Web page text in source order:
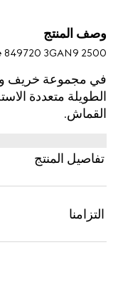
وصف المنتج
‎849720 3GAN9 2500
القماش.
تفاصيل المنتج
التزامنا